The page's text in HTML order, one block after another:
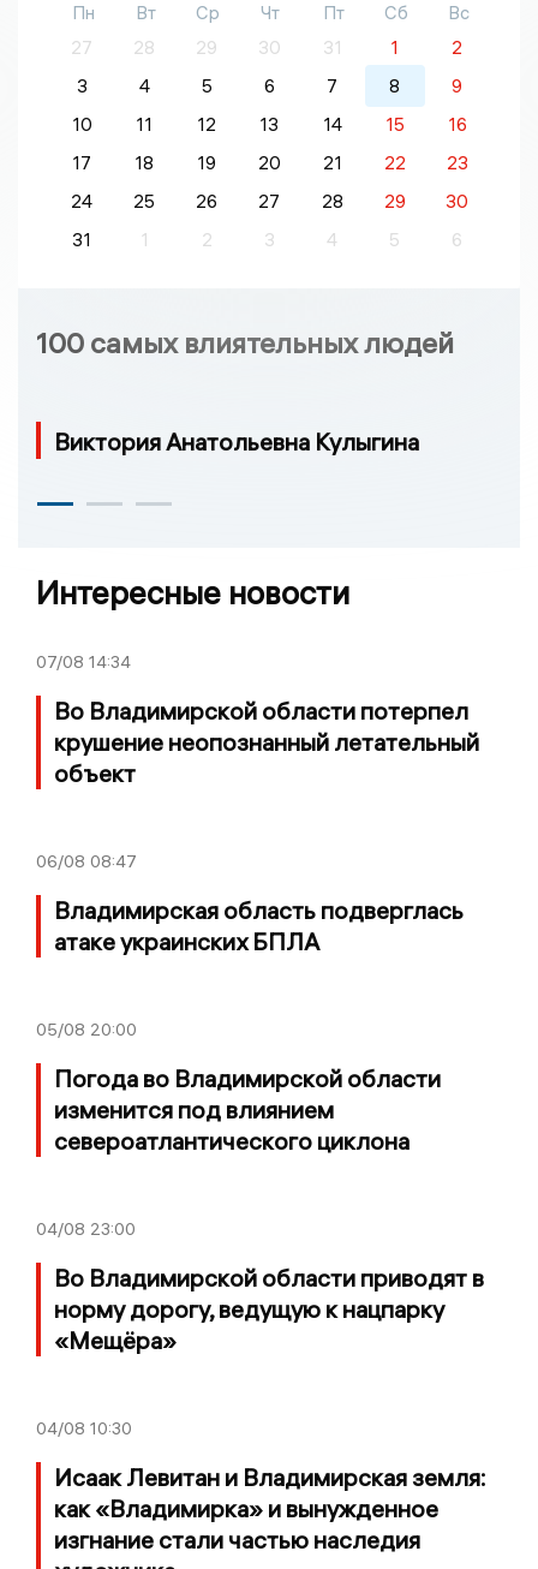
Пн Вт Ср Чт Пт Сб
Вс
27
28 29 30 31 1
2
3
4 5 6 7 8
9
10
11 12 13 14 15
16
17
18 19 20 21 22
23
24
25 26 27 28 29
30
31
1 2 3 4 5 6
100 самых влиятельных людей
Виктория Анатольевна Кулыгина
Интересные новости
07/08 14:34
Во Владимирской области потерпел
крушение неопознанный летательный
объект
06/08 08:47
Владимирская область подверглась
атаке украинских БПЛА
05/08 20:00
Погода во Владимирской области
изменится под влиянием
североатлантического циклона
04/08 23:00
Во Владимирской области приводят в
норму дорогу, ведущую к нацпарку
«Мещёра»
04/08 10:30
Исаак Левитан и Владимирская земля:
как «Владимирка» и вынужденное
изгнание стали частью наследия